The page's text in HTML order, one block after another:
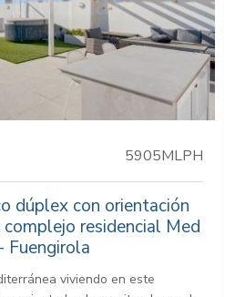
5905MLPH
dúplex con orientación
residencial Med
Fuengirola
viviendo en este